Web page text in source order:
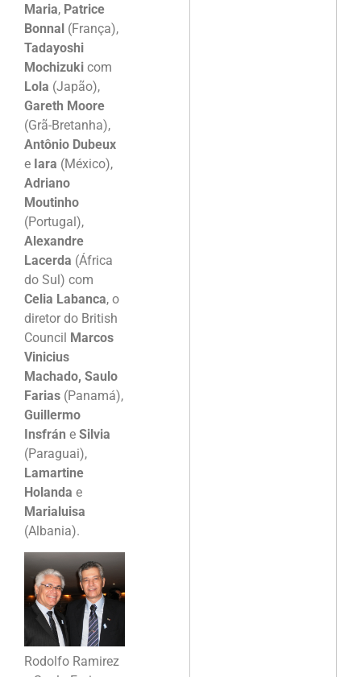
Maria, Patrice
Bonnal (França),
Tadayoshi
Mochizuki com
Lola (Japão),
Gareth Moore
(Grã-Bretanha),
Antônio Dubeux
e Iara (México),
Adriano
Moutinho
(Portugal),
Alexandre
Lacerda (África
do Sul) com
Celia Labanca, o
diretor do British
Council Marcos
Vinicius
Machado, Saulo
Farias (Panamá),
Guillermo
Insfrán e Silvia
(Paraguai),
Lamartine
Holanda e
Marialuisa
(Albania).
Rodolfo Ramirez